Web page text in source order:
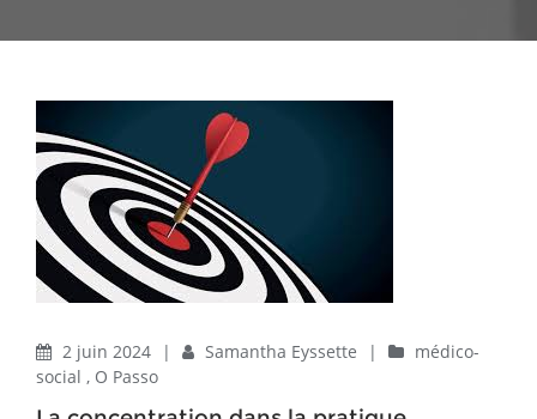
2 juin 2024 | Samantha Eyssette |
médico-
social , O Passo